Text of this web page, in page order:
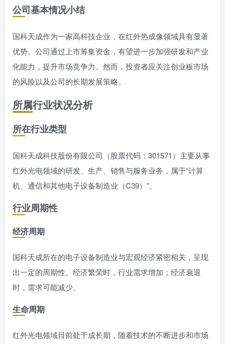
公司基本情况小结
国科天成作为一家高科技企业，在红外热成像领域具有显著
优势。公司通过上市筹集资金，有望进一步加强研发和产业
化能力，提升市场竞争力。然而，投资者应关注创业板市场
的风险以及公司的长期发展策略。
所属行业状况分析
所在行业类型
国科天成科技股份有限公司（股票代码：301571）主要从事
红外光电领域的研发、生产、销售与服务业务，属于“计算
机、通信和其他电子设备制造业（C39）”。
行业周期性
经济周期
国科天成所在的电子设备制造业与宏观经济紧密相关，呈现
出一定的周期性。经济繁荣时，行业需求增加；经济衰退
时，需求可能减少。
生命周期
红外光电领域目前处于成长期，随着技术的不断进步和市场